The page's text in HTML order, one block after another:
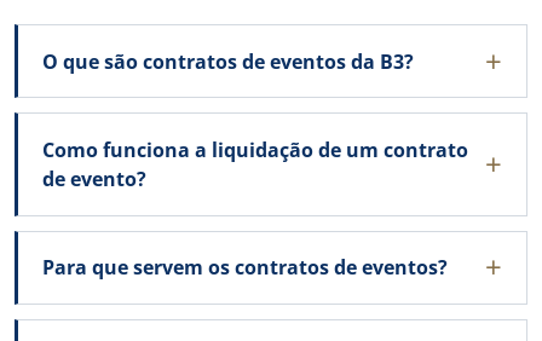
O que são contratos de eventos da B3?
Como funciona a liquidação de um contrato
de evento?
Para que servem os contratos de eventos?